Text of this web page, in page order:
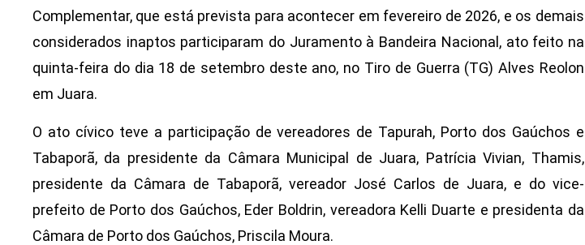
Complementar, que está prevista para acontecer em fevereiro de 2026, e os demais
considerados inaptos participaram do Juramento à Bandeira Nacional, ato feito na
quinta-feira do dia 18 de setembro deste ano, no Tiro de Guerra (TG) Alves Reolon
em Juara.
O ato cívico teve a participação de vereadores de Tapurah, Porto dos Gaúchos e
Tabaporã, da presidente da Câmara Municipal de Juara, Patrícia Vivian, Thamis,
presidente da Câmara de Tabaporã, vereador José Carlos de Juara, e do vice-
prefeito de Porto dos Gaúchos, Eder Boldrin, vereadora Kelli Duarte e presidenta da
Câmara de Porto dos Gaúchos, Priscila Moura.